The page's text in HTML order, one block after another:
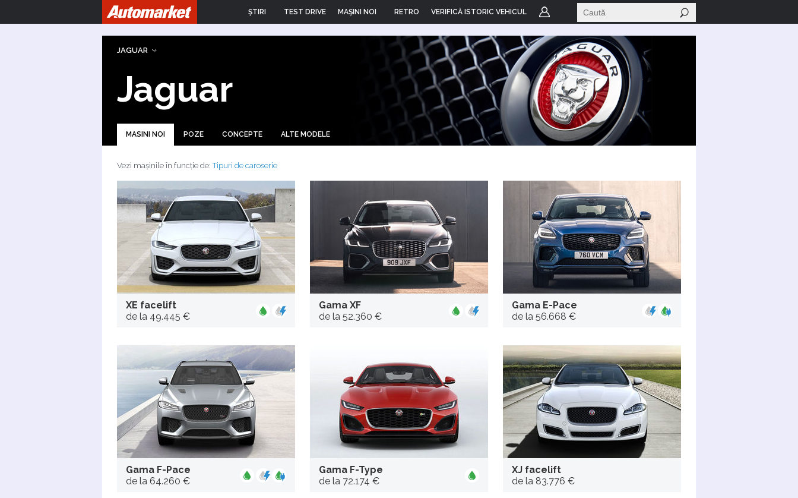
ŞTIRI TEST DRIVE MAŞINI NOI RETRO VERIFICĂ ISTORIC VEHICUL
JAGUAR
Jaguar
MASINI NOI POZE CONCEPTE ALTE MODELE
Vezi mașinile în funcție de:Tipuri de caroserie
XE facelift
de la 49.445 €
Gama XF
de la 52.360 €
Gama E-Pace
de la 56.668 €
Gama F-Pace
de la 64.260 €
Gama F-Type
de la 72.174 €
XJ facelift
de la 83.776 €